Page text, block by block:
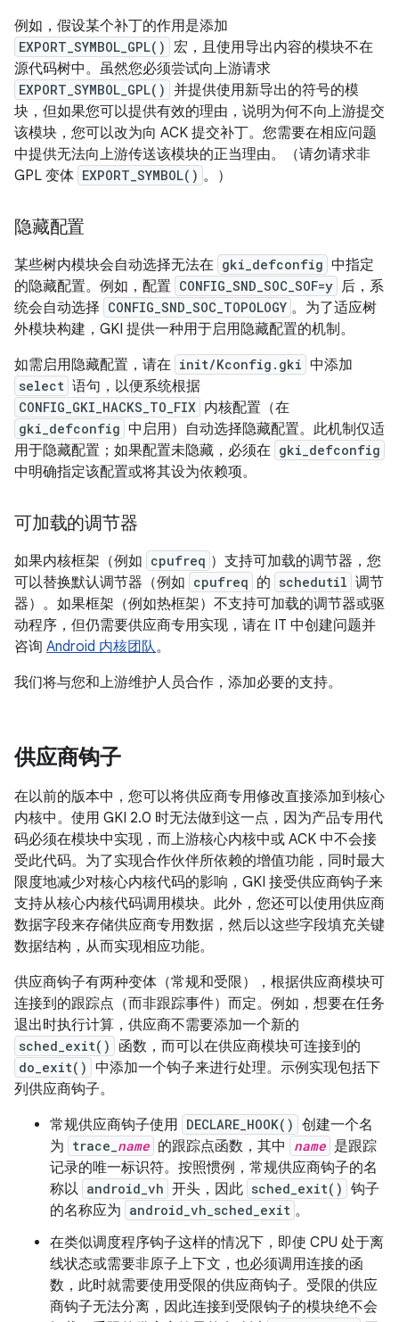
例如，假设某个补丁的作用是添加
EXPORT_SYMBOL_GPL() 宏，且使用导出内容的模块不在
源代码树中。虽然您必须尝试向上游请求
EXPORT_SYMBOL_GPL() 并提供使用新导出的符号的模
块，但如果您可以提供有效的理由，说明为何不向上游提交
该模块，您可以改为向 ACK 提交补丁。您需要在相应问题
中提供无法向上游传送该模块的正当理由。（请勿请求非
GPL 变体 EXPORT_SYMBOL() 。）
隐藏配置
某些树内模块会自动选择无法在 gki_defconfig 中指定
的隐藏配置。例如，配置 CONFIG_SND_SOC_SOF=y 后，系
统会自动选择 CONFIG_SND_SOC_TOPOLOGY 。为了适应树
外模块构建，GKI 提供一种用于启用隐藏配置的机制。
如需启用隐藏配置，请在 init/Kconfig.gki 中添加
select 语句，以便系统根据
CONFIG_GKI_HACKS_TO_FIX 内核配置（在
gki_defconfig 中启用）自动选择隐藏配置。此机制仅适
用于隐藏配置；如果配置未隐藏，必须在 gki_defconfig
中明确指定该配置或将其设为依赖项。
可加载的调节器
如果内核框架（例如 cpufreq ）支持可加载的调节器，您
可以替换默认调节器（例如 cpufreq 的 schedutil 调节
器）。如果框架（例如热框架）不支持可加载的调节器或驱
动程序，但仍需要供应商专用实现，请在 IT 中创建问题并
咨询 Android 内核团队。
我们将与您和上游维护人员合作，添加必要的支持。
供应商钩子
在以前的版本中，您可以将供应商专用修改直接添加到核心
内核中。使用 GKI 2.0 时无法做到这一点，因为产品专用代
码必须在模块中实现，而上游核心内核中或 ACK 中不会接
受此代码。为了实现合作伙伴所依赖的增值功能，同时最大
限度地减少对核心内核代码的影响，GKI 接受供应商钩子来
支持从核心内核代码调用模块。此外，您还可以使用供应商
数据字段来存储供应商专用数据，然后以这些字段填充关键
数据结构，从而实现相应功能。
供应商钩子有两种变体（常规和受限），根据供应商模块可
连接到的跟踪点（而非跟踪事件）而定。例如，想要在任务
退出时执行计算，供应商不需要添加一个新的
sched_exit() 函数，而可以在供应商模块可连接到的
do_exit() 中添加一个钩子来进行处理。示例实现包括下
列供应商钩子。
常规供应商钩子使用 DECLARE_HOOK() 创建一个名
为 trace_ name 的跟踪点函数，其中 name 是跟踪
记录的唯一标识符。按照惯例，常规供应商钩子的名
称以 android_vh 开头，因此 sched_exit() 钩子
的名称应为 android_vh_sched_exit 。
在类似调度程序钩子这样的情况下，即使 CPU 处于离
线状态或需要非原子上下文，也必须调用连接的函
数，此时就需要使用受限的供应商钩子。受限的供应
商钩子无法分离，因此连接到受限钩子的模块绝不会